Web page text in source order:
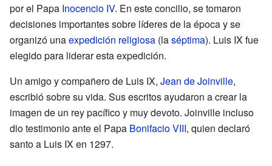
por el Papa Inocencio IV. En este concilio, se tomaron
decisiones importantes sobre líderes de la época y se
organizó unaexpedición religiosa (laséptima). Luis IX fue
elegido para liderar esta expedición.
Un amigo y compañero de Luis IX, Jean de Joinville,
escribió sobre su vida. Sus escritos ayudaron a crear la
imagen de un rey pacífico y muy devoto. Joinville incluso
dio testimonio ante el Papa Bonifacio VIII, quien declaró
santo a Luis IX en 1297.